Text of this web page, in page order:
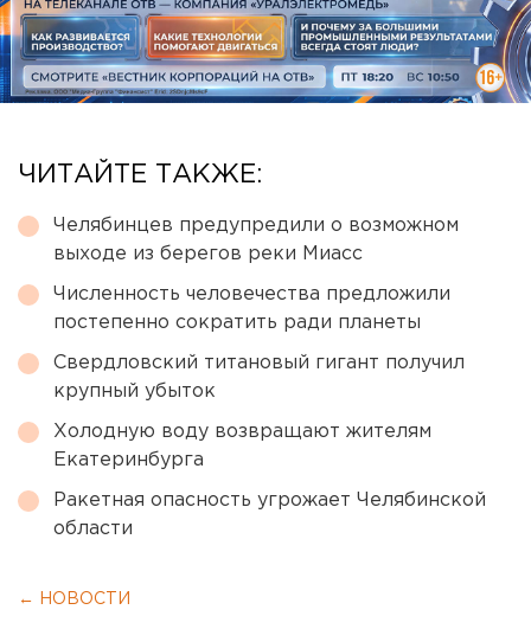
ЧИТАЙТЕ ТАКЖЕ:
Челябинцев предупредили о возможном
выходе из берегов реки Миасс
Численность человечества предложили
постепенно сократить ради планеты
Свердловский титановый гигант получил
крупный убыток
Холодную воду возвращают жителям
Екатеринбурга
Ракетная опасность угрожает Челябинской
области
← НОВОСТИ